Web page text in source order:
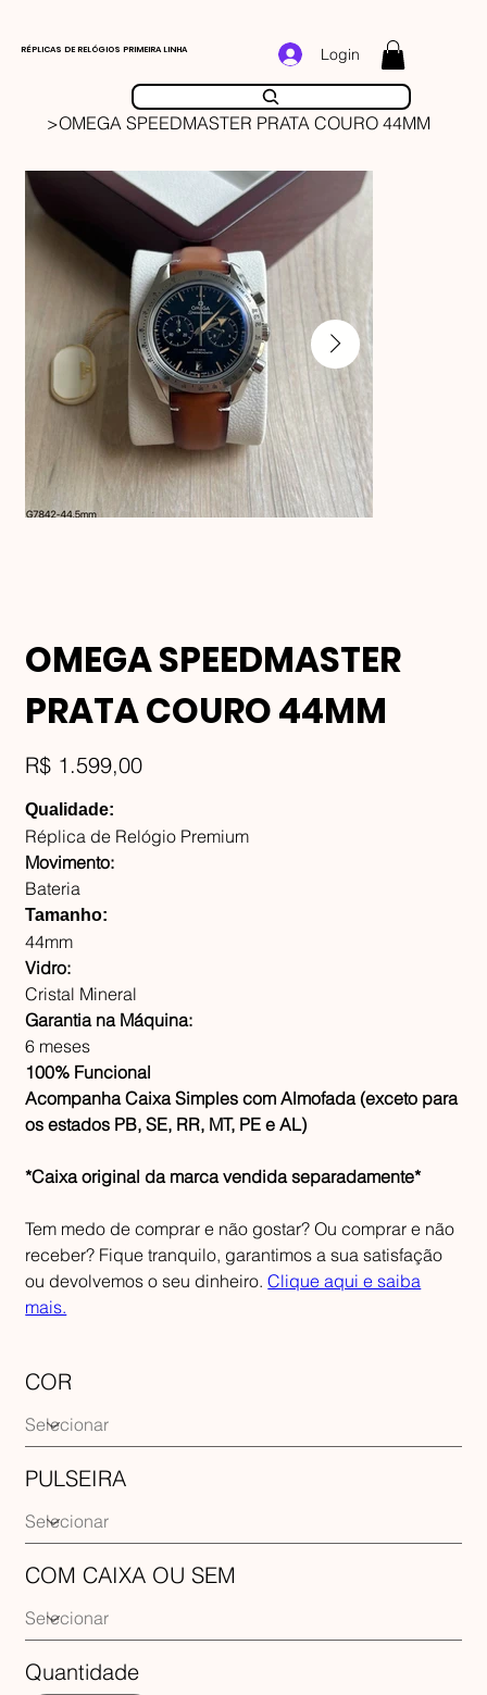
RÉPLICAS DE RELÓGIOS PRIMEIRA LINHA Login
>OMEGA SPEEDMASTER PRATA COURO 44MM
OMEGA SPEEDMASTER
PRATA COURO 44MM
Preço
R$ 1.599,00
Qualidade:
Réplica de Relógio Premium
Movimento:
Bateria
Tamanho:
44mm
Vidro:
Cristal Mineral
Garantia na Máquina:
6 meses
100% Funcional
Acompanha Caixa Simples com Almofada (exceto para
os estados PB, SE, RR, MT, PE e AL)
*Caixa original da marca vendida separadamente*
Tem medo de comprar e não gostar? Ou comprar e não
receber? Fique tranquilo, garantimos a sua satisfação
ou devolvemos o seu dinheiro.Clique aqui e saiba
mais.
COR
PULSEIRA
COM CAIXA OU SEM
Quantidade